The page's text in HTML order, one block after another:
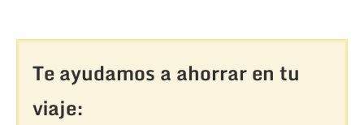
Te ayudamos a ahorrar en tu
viaje: